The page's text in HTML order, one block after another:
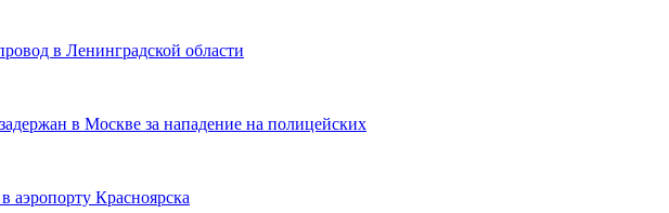
в Ленинградской области
в Москве за нападение на полицейских
аэропорту Красноярска